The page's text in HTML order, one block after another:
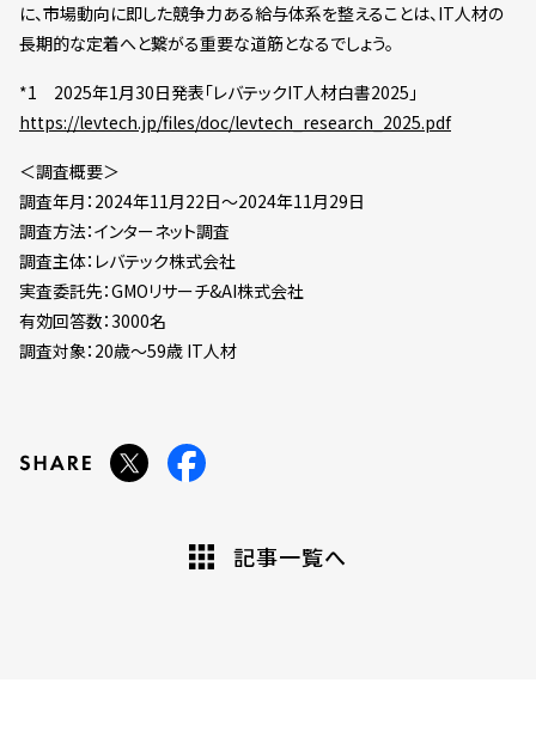
に、市場動向に即した競争力ある給与体系を整えることは、IT人材の
長期的な定着へと繋がる重要な道筋となるでしょう。
*1 2025年1月30日発表「レバテックIT人材白書2025」
https://levtech.jp/files/doc/levtech_research_2025.pdf
＜調査概要＞
調査年月：2024年11月22日～2024年11月29日
調査方法：インターネット調査
調査主体：レバテック株式会社
実査委託先：GMOリサーチ&AI株式会社
有効回答数：3000名
調査対象：20歳～59歳 IT人材
記事一覧へ